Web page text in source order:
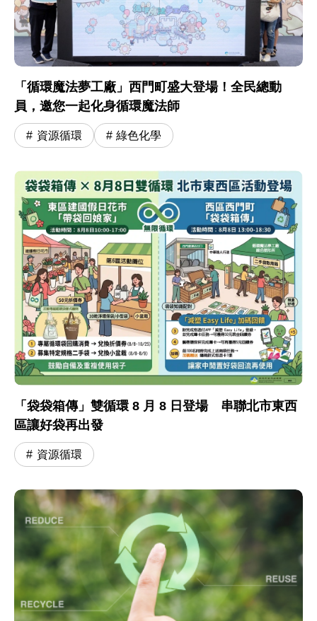
「循環魔法夢工廠」西門町盛大登場！全民總動
員，邀您一起化身循環魔法師
資源循環 綠色化學
「袋袋箱傳」雙循環 8 月 8 日登場 串聯北市東西
區讓好袋再出發
資源循環